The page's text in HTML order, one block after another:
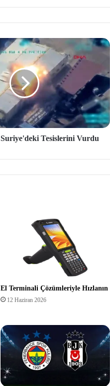
Tesislerini Vurdu
El Terminali Çözümleriyle Hızlanın
12 Haziran 2026